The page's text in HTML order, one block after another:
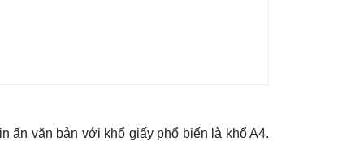
ấn văn bản với khổ giấy phổ biến là khổ A4.